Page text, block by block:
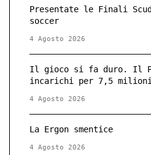
Presentate le Finali
soccer
4 Agosto 2026
Il gioco si fa duro. Il
incarichi per 7,5 milioni
4 Agosto 2026
La Ergon smentice
4 Agosto 2026